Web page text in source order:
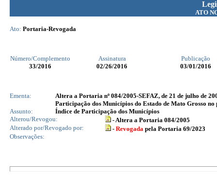
ATO
Ato: Portaria-Revogada
Número/Complemento Assinatura
Publicação
33/2016 02/26/2016 03/01/2016
Ementa:
Altera a Portaria nº 084/2005-SEFAZ, de 21 de julho de
Participação dos Municípios do Estado de Mato Grosso
Assunto:
Índice de Participação dos Municípios
Alterou/Revogou:
- Altera a Portaria 084/2005
Alterado por/Revogado por:
- Revogada pela Portaria 69/2023
Observações: